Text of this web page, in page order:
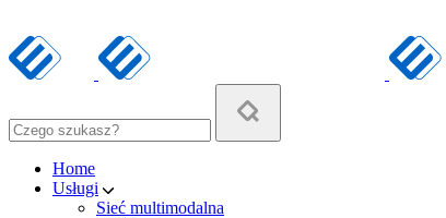
Home
Usługi
Sieć multimodalna